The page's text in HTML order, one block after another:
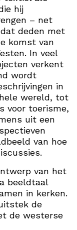
hij
– net
deden met
komst van
In veel
verkent
wordt
in
wereld, tot
voor toerisme,
uit een
van hoe
van het
beeldtaal
in kerken.
de
de westerse